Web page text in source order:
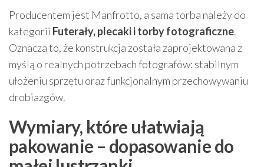
Producentem jest Manfrotto, a sama torba należy do
kategorii Futerały, plecaki i torby fotograficzne.
Oznacza to, że konstrukcja została zaprojektowana z
myślą o realnych potrzebach fotografów: stabilnym
ułożeniu sprzętu oraz funkcjonalnym przechowywaniu
drobiazgów.
Wymiary, które ułatwiają
pakowanie – dopasowanie do